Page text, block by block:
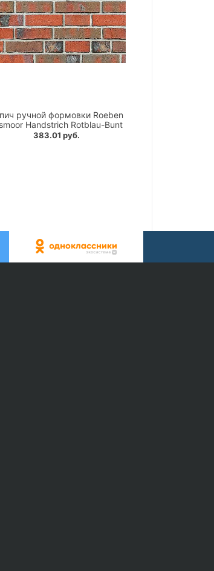
ручной формовки Roeben
Handstrich Rotblau-Bunt
383.01 руб.